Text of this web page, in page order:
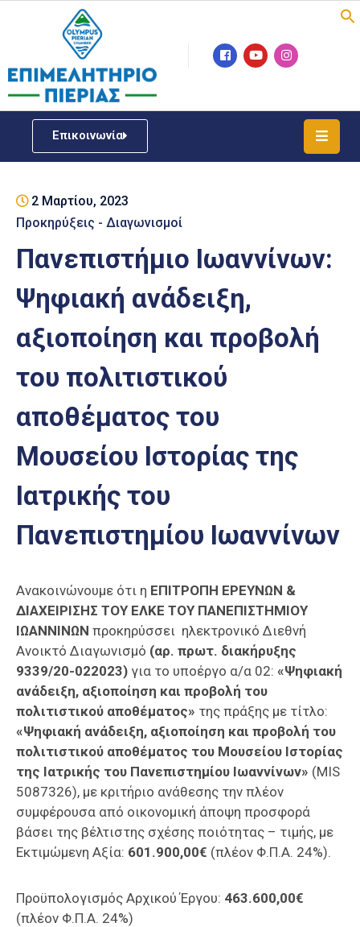
Επικοινωνία
Επιμελητήριο
Νέα
ΓΕΜΗ
Υποστήριξη
Έκθεση
Παραδοσιακών
Επαγγελμάτων
ΕΒΕΠ-
ΚΜ
2 Μαρτίου, 2023
Προκηρύξεις - Διαγωνισμοί
Πανεπιστήμιο Ιωαννίνων:
Ψηφιακή ανάδειξη,
αξιοποίηση και προβολή
του πολιτιστικού
αποθέματος του
Μουσείου Ιστορίας της
Ιατρικής του
Πανεπιστημίου Ιωαννίνων
Ανακοινώνουμε ότι η ΕΠΙΤΡΟΠΗ ΕΡΕΥΝΩΝ &
ΔΙΑΧΕΙΡΙΣΗΣ ΤΟΥ ΕΛΚΕ ΤΟΥ ΠΑΝΕΠΙΣΤΗΜΙΟΥ
ΙΩΑΝΝΙΝΩΝ προκηρύσσει ηλεκτρονικό Διεθνή
Ανοικτό Διαγωνισμό (αρ. πρωτ. διακήρυξης
9339/20-022023) για το υποέργο α/α 02: «Ψηφιακή
ανάδειξη, αξιοποίηση και προβολή του
πολιτιστικού αποθέματος» της πράξης με τίτλο:
«Ψηφιακή ανάδειξη, αξιοποίηση και προβολή του
πολιτιστικού αποθέματος του Μουσείου Ιστορίας
της Ιατρικής του Πανεπιστημίου Ιωαννίνων» (MIS
5087326), με κριτήριο ανάθεσης την πλέον
συμφέρουσα από οικονομική άποψη προσφορά
βάσει της βέλτιστης σχέσης ποιότητας – τιμής, με
Εκτιμώμενη Αξία: 601.900,00€ (πλέον Φ.Π.Α. 24%).
Προϋπολογισμός Αρχικού Έργου: 463.600,00€
(πλέον Φ.Π.Α. 24%)